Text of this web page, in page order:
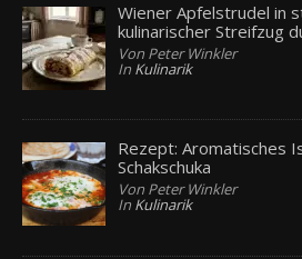
Wiener Apfelstrudel in
kulinarischer Streifzug
Von Peter Winkler
In Kulinarik
Rezept: Aromatisches
Schakschuka
Von Peter Winkler
In Kulinarik